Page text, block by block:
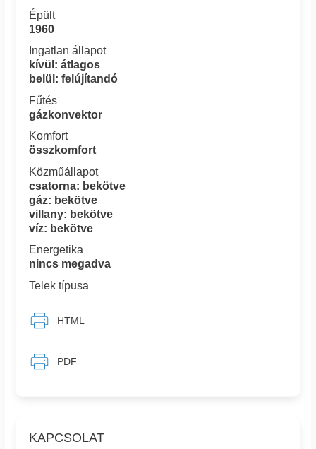
KAPCSOLAT
Épült
1960
Ingatlan állapot
kívül: átlagos
belül: felújítandó
Fűtés
gázkonvektor
Komfort
összkomfort
Közműállapot
csatorna: bekötve
gáz: bekötve
villany: bekötve
víz: bekötve
Energetika
nincs megadva
Telek típusa
HTML
PDF